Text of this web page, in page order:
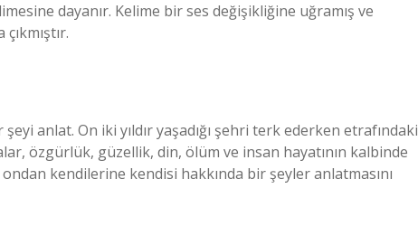
dayanır. Kelime bir ses değişikliğine uğramış ve
anlat. On iki yıldır yaşadığı şehri terk ederken etrafındaki
özgürlük, güzellik, din, ölüm ve insan hayatının kalbinde
kendilerine kendisi hakkında bir şeyler anlatmasını